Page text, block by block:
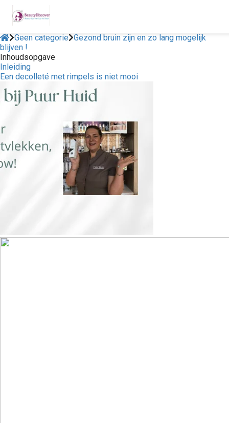
Geen categorie Gezond bruin zijn en zo lang mogelijk
blijven !
Inhoudsopgave
Inleiding
Een decolleté met rimpels is niet mooi